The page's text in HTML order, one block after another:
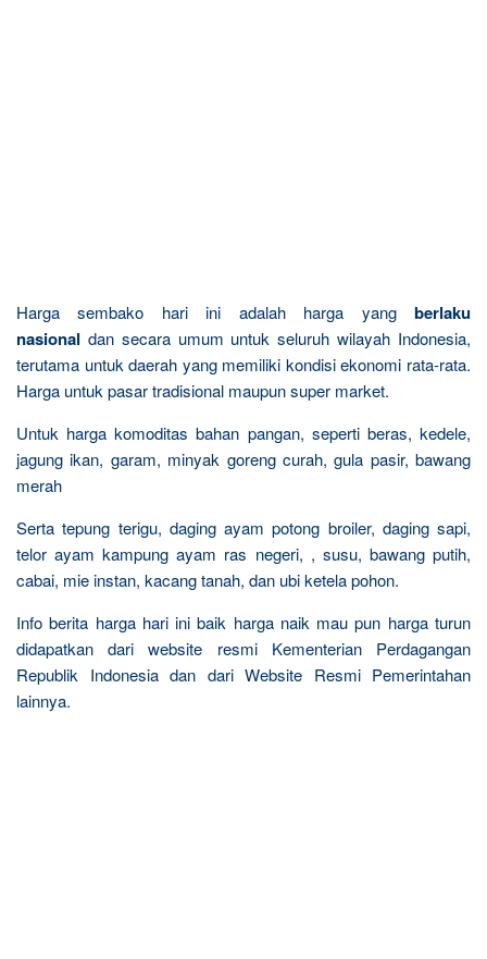
Harga sembako hari ini adalah harga yang berlaku
nasional dan secara umum untuk seluruh wilayah Indonesia,
terutama untuk daerah yang memiliki kondisi ekonomi rata-rata.
Harga untuk pasar tradisional maupun super market.
Untuk harga komoditas bahan pangan, seperti beras, kedele,
jagung ikan, garam, minyak goreng curah, gula pasir, bawang
merah
Serta tepung terigu, daging ayam potong broiler, daging sapi,
telor ayam kampung ayam ras negeri, , susu, bawang putih,
cabai, mie instan, kacang tanah, dan ubi ketela pohon.
Info berita harga hari ini baik harga naik mau pun harga turun
didapatkan dari website resmi Kementerian Perdagangan
Republik Indonesia dan dari Website Resmi Pemerintahan
lainnya.